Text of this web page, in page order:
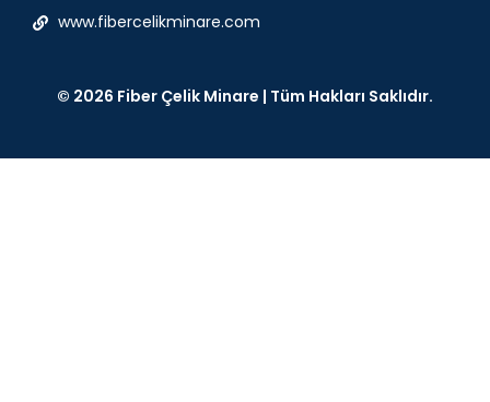
www.fibercelikminare.com
© 2026 Fiber Çelik Minare | Tüm Hakları Saklıdır.